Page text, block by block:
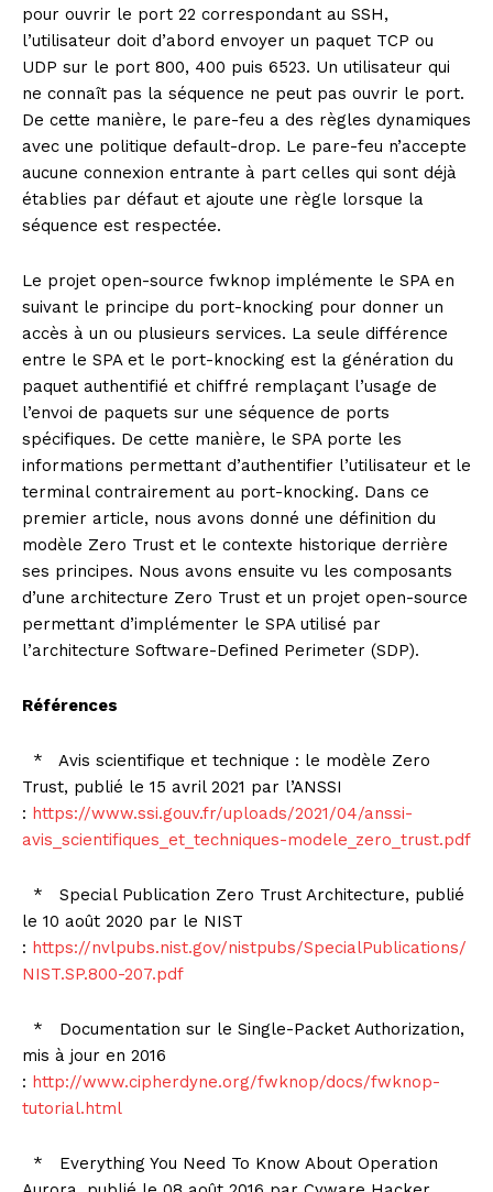
pour ouvrir le port 22 correspondant au SSH,
l’utilisateur doit d’abord envoyer un paquet TCP ou
UDP sur le port 800, 400 puis 6523. Un utilisateur qui
ne connaît pas la séquence ne peut pas ouvrir le port.
De cette manière, le pare-feu a des règles dynamiques
avec une politique default-drop. Le pare-feu n’accepte
aucune connexion entrante à part celles qui sont déjà
établies par défaut et ajoute une règle lorsque la
séquence est respectée.
Le projet open-source fwknop implémente le SPA en
suivant le principe du port-knocking pour donner un
accès à un ou plusieurs services. La seule différence
entre le SPA et le port-knocking est la génération du
paquet authentifié et chiffré remplaçant l’usage de
l’envoi de paquets sur une séquence de ports
spécifiques. De cette manière, le SPA porte les
informations permettant d’authentifier l’utilisateur et le
terminal contrairement au port-knocking. Dans ce
premier article, nous avons donné une définition du
modèle Zero Trust et le contexte historique derrière
ses principes. Nous avons ensuite vu les composants
d’une architecture Zero Trust et un projet open-source
permettant d’implémenter le SPA utilisé par
l’architecture Software-Defined Perimeter (SDP).
Références
* Avis scientifique et technique : le modèle Zero
Trust, publié le 15 avril 2021 par l’ANSSI
: https://www.ssi.gouv.fr/uploads/2021/04/anssi-
avis_scientifiques_et_techniques-modele_zero_trust.pdf
* Special Publication Zero Trust Architecture, publié
le 10 août 2020 par le NIST
: https://nvlpubs.nist.gov/nistpubs/SpecialPublications/
NIST.SP.800-207.pdf
* Documentation sur le Single-Packet Authorization,
mis à jour en 2016
: http://www.cipherdyne.org/fwknop/docs/fwknop-
tutorial.html
* Everything You Need To Know About Operation